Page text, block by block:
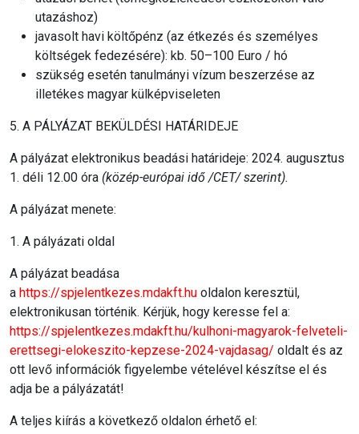
utazáshoz)
javasolt havi költőpénz (az étkezés és személyes
költségek fedezésére): kb. 50–100 Euro / hó
szükség esetén tanulmányi vízum beszerzése az
illetékes magyar külképviseleten
5. A PÁLYÁZAT BEKÜLDÉSI HATÁRIDEJE
A pályázat elektronikus beadási határideje: 2024. augusztus
1. déli 12.00 óra (közép-európai idő /CET/ szerint).
A pályázat menete:
1. A pályázati oldal
A pályázat beadása
a https://spjelentkezes.mdakft.hu oldalon keresztül,
elektronikusan történik. Kérjük, hogy keresse fel a:
https://spjelentkezes.mdakft.hu/kulhoni-magyarok-felveteli-
erettsegi-elokeszito-kepzese-2024-vajdasag/ oldalt és az
ott levő információk figyelembe vételével készítse el és
adja be a pályázatát!
A teljes kiírás a következő oldalon érhető el: